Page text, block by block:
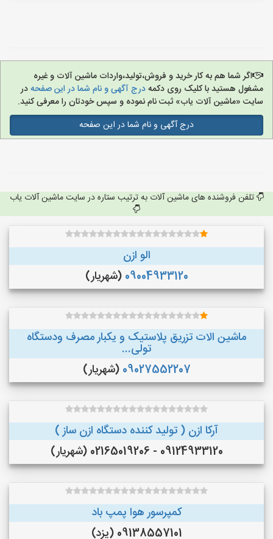
اگر شما هم به کار خرید و فروش،تولید،واردات ماشین آلات و غیره
مشغول هستید با کلیک روی دکمهدرج آگهی و نام شما در این صفحهدر
سایت «ماشین آلات یاب» ثبت نام نموده و سپس خودتان را معرفی کنید.
درج آگهی و نام شما در این صفحه
تلفن فروشنده های ماشین آلات به ترتیب ستاره در سایت ماشین آلات یاب
الو ازن
09004933120 (شهریار)
ماشین الات تزریق پلاستیک و یکبار مصرف ودستگاه
تولی...
09027552207 (شهریار)
آرکا ازن ( تولید کننده دستگاه ازن ساز )
09124933120 - 02165019206 (شهریار)
کمپرسور هوا پمپ باد
09138557101 (یزد)